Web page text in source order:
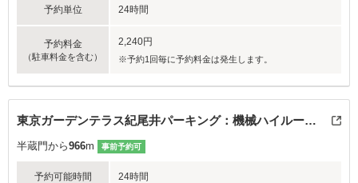
予約単位 24時間
予約料金
（駐車料金を含む）
2,240円
※予約1回毎に予約料金は発生します。
東京ガーデンテラス紀尾井パーキング：機械ハイルーフ高さ200cmまで
半蔵門から966m 事前予約可
予約可能時間 24時間